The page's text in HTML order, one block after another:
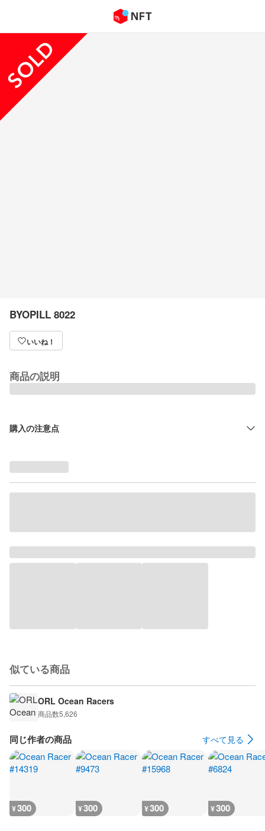
BYOPILL 8022
いいね！
商品の説明
購入の注意点
似ている商品
ORL Ocean Racers
商品数5,626
同じ作者の商品 すべて見る
¥300 ¥300 ¥300 ¥300